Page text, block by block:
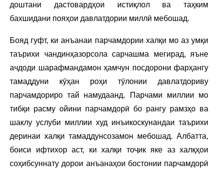
доштани дастовардҳои истиқлол ва таҳким
бахшидани пояҳои давлатдории миллӣ мебошад.
Бояд гуфт, ки анъанаи парчамдории халқи мо аз умқи
таърихи чандинҳазорсола сарчашма мегирад, яъне
ачдоди шарафмандамон ҳамчун посдорони фарҳангу
тамаддуни кӯҳан роҳи тӯлонии давлатдориву
парчамдориро тай намудаанд. Парчами миллии мо
тибқи расму ойини парчамдорӣ бо рангу рамзҳо ва
шаклу услуби миллии худ инъикоскунандаи таърихи
деринаи халқи тамаддунсозамон мебошад. Албатта,
боиси ифтихор аст, ки халқи тоҷик яке аз халқҳои
соҳибсуннату дорои анъанаҳои бостонии парчамдорӣ